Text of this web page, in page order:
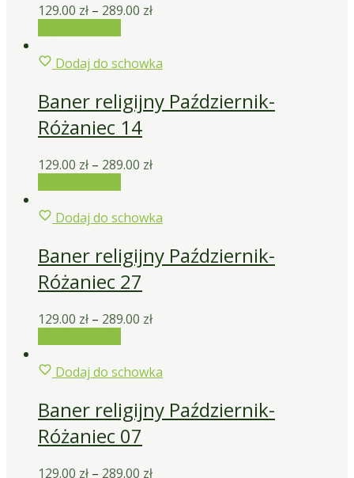
129.00 zł – 289.00 zł
Dodaj do schowka
Baner religijny Październik-
Różaniec 14
129.00 zł – 289.00 zł
Dodaj do schowka
Baner religijny Październik-
Różaniec 27
129.00 zł – 289.00 zł
Dodaj do schowka
Baner religijny Październik-
Różaniec 07
129.00 zł – 289.00 zł